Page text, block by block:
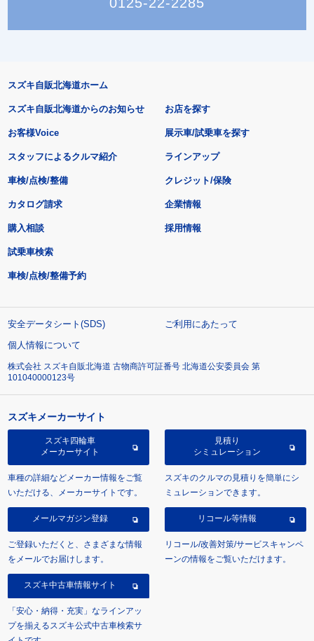
スズキ自販北海道ホーム
スズキ自販北海道からのお知らせ
お客様Voice
スタッフによるクルマ紹介
お店を探す
展示車/試乗車を探す
ラインアップ
車検/点検/整備 クレジット/保険
カタログ請求
購入相談
試乗車検索
車検/点検/整備予約
企業情報
採用情報
安全データシート(SDS)
ご利用にあたって
個人情報について
株式会社 スズキ自販北海道 古物商許可証番号 北海道公安委員会 第
101040000123号
スズキメーカーサイト
スズキ四輪車
メーカーサイト
車種の詳細などメーカー情報をご覧
いただける、メーカーサイトです。
見積り
シミュレーション
スズキのクルマの見積りを簡単にシ
ミュレーションできます。
メールマガジン登録
ご登録いただくと、さまざまな情報
をメールでお届けします。
リコール等情報
リコール/改善対策/サービスキャンペ
ーンの情報をご覧いただけます。
スズキ中古車情報サイト
「安心・納得・充実」なラインアッ
プを揃えるスズキ公式中古車検索サ